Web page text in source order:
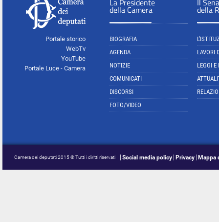
Portale storico
WebTv
YouTube
Portale Luce - Camera
La Presidente
della Camera
BIOGRAFIA
AGENDA
NOTIZIE
COMUNICATI
DISCORSI
FOTO/VIDEO
Il
della
LAVORI
LEGGI E
Camera dei deputati 2015 © Tutti i diritti riservati Social media policy Privacy Mappa